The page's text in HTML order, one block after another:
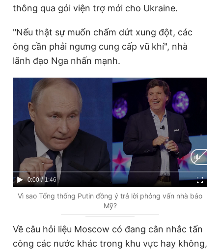
thông qua gói viện trợ mới cho Ukraine.
"Nếu thật sự muốn chấm dứt xung đột, các
ông cần phải ngưng cung cấp vũ khí", nhà
lãnh đạo Nga nhấn mạnh.
C
u
0:00 / D
u
t
1:46
Vì sao Tổng thống Putin đồng ý trả lời phỏng vấn nhà báo
Mỹ?
Về câu hỏi liệu Moscow có đang cân nhắc tấn
công các nước khác trong khu vực hay không,